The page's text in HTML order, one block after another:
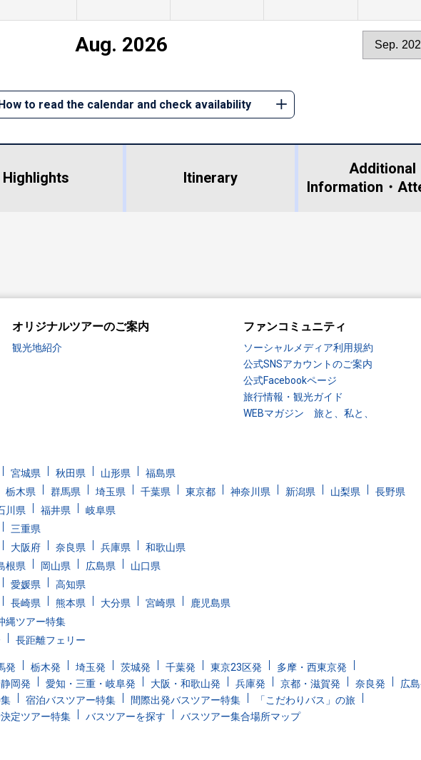
Aug. 2026 Sep.
to read the calendar and check availability
Highlights Itinerary
Additional
Information・
オリジナルツアーのご案内
観光地紹介
ファンコミュニティ
ソーシャルメディア利用規約
公式SNSアカウントのご案内
公式Facebookページ
旅行情報・観光ガイド
WEBマガジン 旅と、私と、
宮城県 秋田県 山形県
福島県
栃木県 群馬県 埼玉県 千葉県 東京都 神奈川県 新潟県 山梨県
長野県
川県 福井県
岐阜県
三重県
大阪府 奈良県 兵庫県
和歌山県
根県 岡山県 広島県
山口県
愛媛県
高知県
長崎県 熊本県 大分県 宮崎県
鹿児島県
縄ツアー特集
長距離フェリー
発 栃木発 埼玉発 茨城発 千葉発 東京23区発
多摩・西東京発
静岡発 愛知・三重・岐阜発 大阪・和歌山発 兵庫発 京都・滋賀発 奈良発
広
宿泊バスツアー特集 間際出発バスツアー特集
「こだわりバス」の旅
定ツアー特集 バスツアーを探す バスツアー集合場所マップ